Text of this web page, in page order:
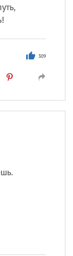
309